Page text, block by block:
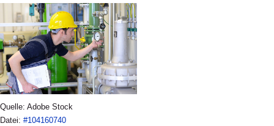
Quelle: Adobe Stock
Datei: #104160740